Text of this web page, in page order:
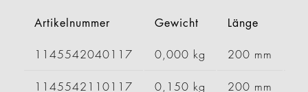
Artikelnummer Gewicht Länge
1145542040117 0,000 kg 200 mm
1145542110117 0,150 kg 200 mm